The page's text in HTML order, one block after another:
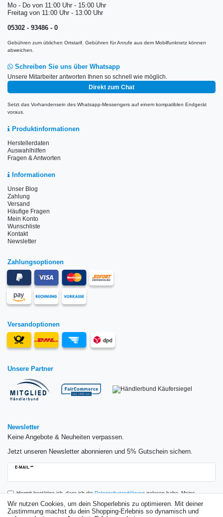
Mo - Do von 11:00 Uhr - 15:00 Uhr
Freitag von 11:00 Uhr - 13:00 Uhr
05302 - 93486 - 0
Gebühren zum üblichen Ortstarif. Gebühren für Anrufe aus dem Mobilfunknetz können
abweichen.
Schreiben Sie uns über Whatsapp
Unsere Mitarbeiter antworten Ihnen so schnell wie möglich.
Direkt zum Chat
Setzt das Vorhandensein des Whatsapp-Messengers auf einem kompatiblen Endgerät
voraus.
Produktinformationen
Herstellerdaten
Auswahlhilfen
Fragen & Antworten
Informationen
Unser Blog
Zahlung
Versand
Häufige Fragen
Mein Konto
Wunschliste
Kontakt
Newsletter
Zahlungsoptionen
Versandoptionen
Unsere Partner
Newsletter
Keine Angebote & Neuheiten verpassen.
Jetzt unseren Newsletter abonnieren und 5% Gutschein sichern.
E-MAIL **
Newsletter
Hiermit bestätige ich, dass ich dieDaten­schutz­erklärunggelesen habe. Meine
Einwilligung kann ich jederzeit widerrufen.**
Wir nutzen Cookies, um dein Shoperlebnis zu optimieren. Mit deiner
Zustimmung machst du dein Shopping-Erlebnis so dynamisch und